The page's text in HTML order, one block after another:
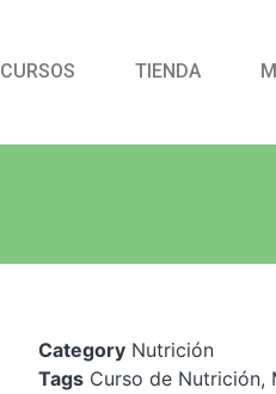
CURSOS TIENDA
Category Nutrición
Tags Curso de Nutrición,